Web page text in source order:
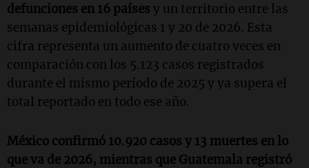
defunciones en 16 países y un territorio entre las
semanas epidemiológicas 1 y 20 de 2026. Esta
cifra representa un aumento de cuatro veces en
comparación con los 5.123 casos registrados
durante el mismo período de 2025 y ya supera el
total reportado en todo ese año.
México confirmó 10.920 casos y 13 muertes en lo
que va de 2026, mientras que Guatemala registró